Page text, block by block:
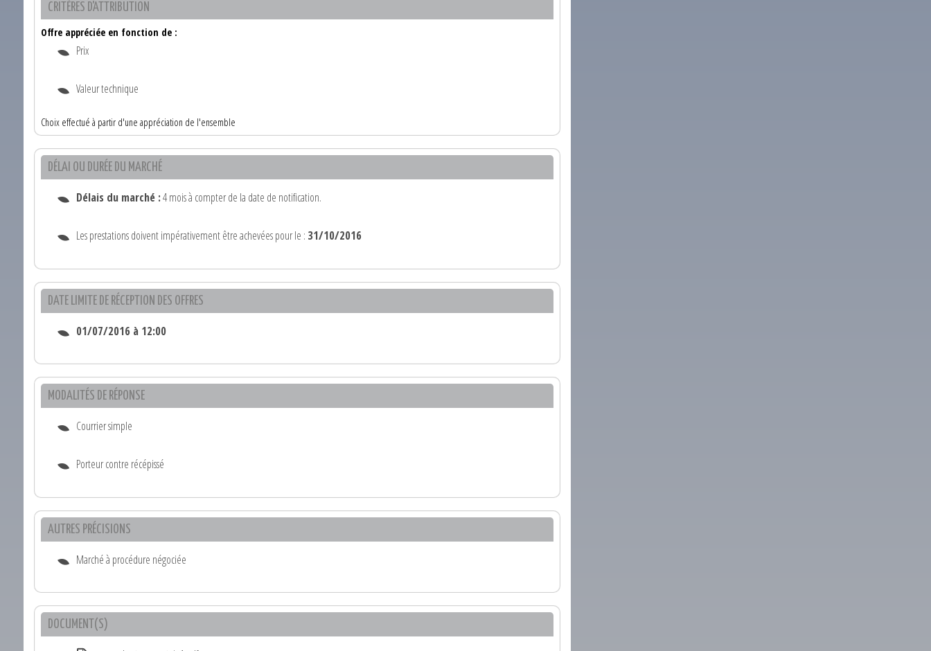
CRITÈRES D'ATTRIBUTION
Offre appréciée en fonction de :
Prix
Valeur technique
Choix effectué à partir d'une appréciation de l'ensemble
DÉLAI OU DURÉE DU MARCHÉ
Délais du marché :4 mois à compter de la date de notification.
Les prestations doivent impérativement être achevées pour le : 31/10/2016
DATE LIMITE DE RÉCEPTION DES OFFRES
01/07/2016 à 12:00
MODALITÉS DE RÉPONSE
Courrier simple
Porteur contre récépissé
AUTRES PRÉCISIONS
Marché à procédure négociée
DOCUMENT(S)